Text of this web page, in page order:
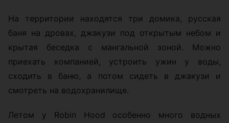
На территории находятся три домика, русская
баня на дровах, джакузи под открытым небом и
крытая беседка с мангальной зоной. Можно
приехать компанией, устроить ужин у воды,
сходить в баню, а потом сидеть в джакузи и
смотреть на водохранилище.
Летом у Robin Hood особенно много водных